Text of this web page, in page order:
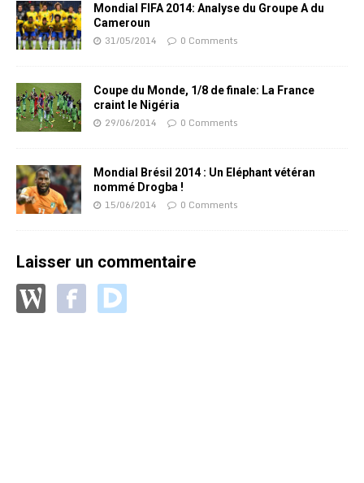
Mondial FIFA 2014: Analyse du Groupe A du
Cameroun
31/05/2014 0 Comments
Coupe du Monde, 1/8 de finale: La France
craint le Nigéria
29/06/2014 0 Comments
Mondial Brésil 2014 : Un Eléphant vétéran
nommé Drogba !
15/06/2014 0 Comments
Laisser un commentaire